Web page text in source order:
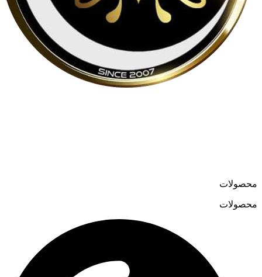
محصولات
محصولات